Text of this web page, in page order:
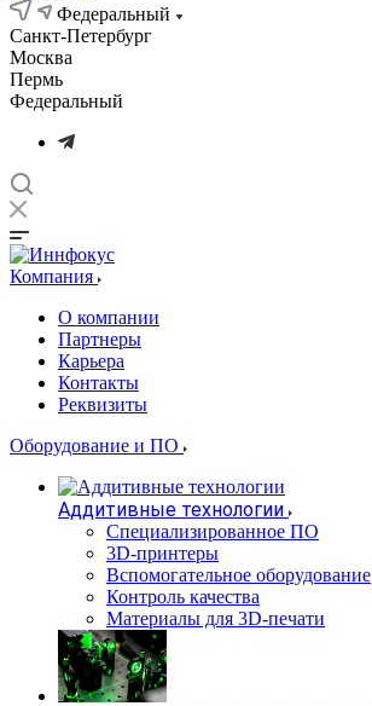
Федеральный
Санкт-Петербург
Москва
Пермь
Федеральный
Компания
О компании
Партнеры
Карьера
Контакты
Реквизиты
Оборудование и ПО
Аддитивные технологии
Специализированное ПО
3D-принтеры
Вспомогательное оборудование
Контроль качества
Материалы для 3D-печати